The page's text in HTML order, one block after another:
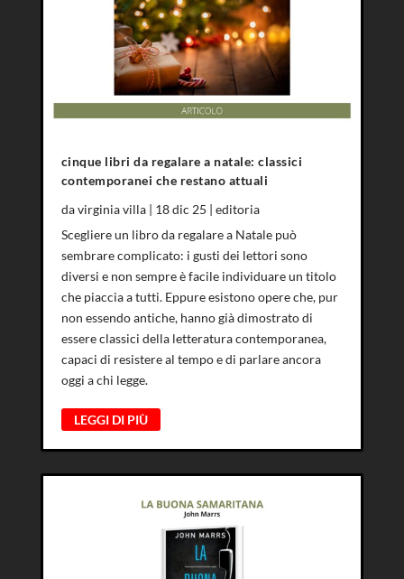
cinque libri da regalare a natale: classici
contemporanei che restano attuali
davirginia villa| 18 dic 25 | editoria
Scegliere un libro da regalare a Natale può
sembrare complicato: i gusti dei lettori sono
diversi e non sempre è facile individuare un titolo
che piaccia a tutti. Eppure esistono opere che, pur
non essendo antiche, hanno già dimostrato di
essere classici della letteratura contemporanea,
capaci di resistere al tempo e di parlare ancora
oggi a chi legge.
LEGGI DI PIÙ